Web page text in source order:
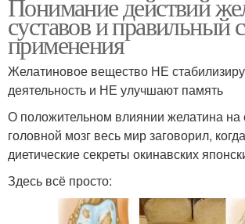
суставов и правильный
применения
Желатиновое вещество НЕ
деятельность и НЕ улучшают память
О положительном влиянии желатина на
головной мозг весь мир заговорил,
диетические секреты окинавских
Здесь всё просто: